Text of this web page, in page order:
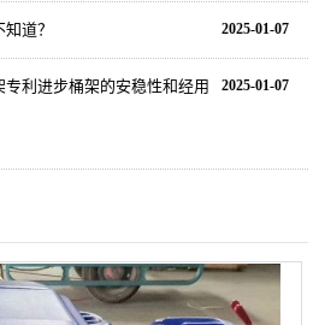
2025-01-07
道？
2025-01-07
利进步桶架的安稳性和经用